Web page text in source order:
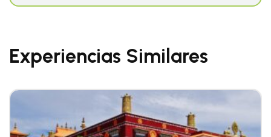
Experiencias Similares